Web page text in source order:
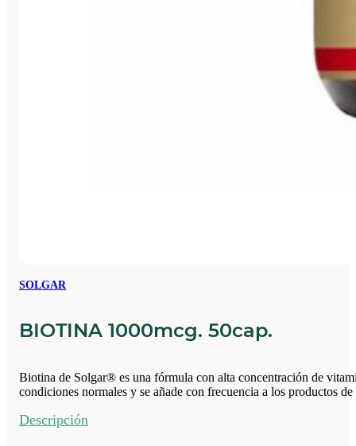
SOLGAR
BIOTINA 1000mcg. 50cap.
Biotina de Solgar® es una fórmula con alta concentración de
condiciones normales y se añade con frecuencia a los productos
Descripción